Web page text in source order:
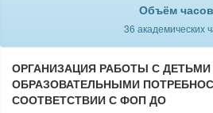
Объём
36 академических
ОРГАНИЗАЦИЯ РАБОТЫ С
ОБРАЗОВАТЕЛЬНЫМИ
СООТВЕТСТВИИ С ФОП ДО